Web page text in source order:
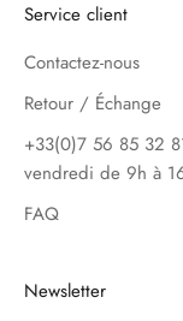
Service client
Contactez-nous
Retour / Échange
+33(0)7 56 85 32
vendredi de 9h à
FAQ
Newsletter